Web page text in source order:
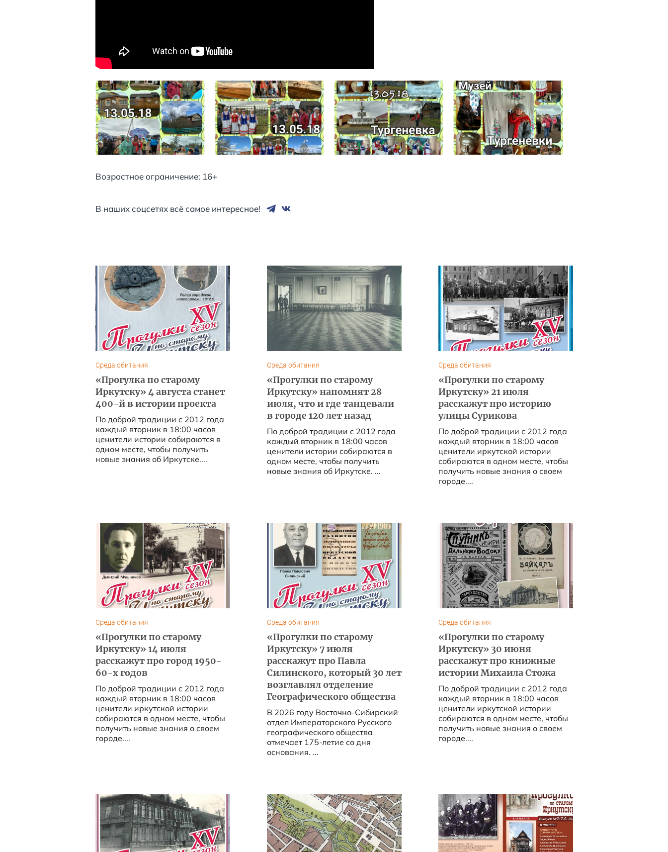
Возрастное ограничение: 16+
В наших соцсетях всё самое интересное!
Среда обитания
«Прогулка по старому
Иркутску» 4 августа станет
400-й в истории проекта
По доброй традиции с 2012 года
каждый вторник в 18:00 часов
ценители истории собираются в
одном месте, чтобы получить
новые знания об Иркутске....
Среда обитания
«Прогулки по старому
Иркутску» напомнят 28
июля, что и где танцевали
в городе 120 лет назад
По доброй традиции с 2012 года
каждый вторник в 18:00 часов
ценители истории собираются в
одном месте, чтобы получить
новые знания об Иркутске. ...
Среда обитания
«Прогулки по старому
Иркутску» 21 июля
расскажут про историю
улицы Сурикова
По доброй традиции с 2012 года
каждый вторник в 18:00 часов
ценители иркутской истории
собираются в одном месте, чтобы
получить новые знания о своем
городе....
Среда обитания
«Прогулки по старому
Иркутску» 14 июля
расскажут про город 1950-
60-х годов
По доброй традиции с 2012 года
каждый вторник в 18:00 часов
ценители иркутской истории
собираются в одном месте, чтобы
получить новые знания о своем
городе....
Среда обитания
«Прогулки по старому
Иркутску» 7 июля
расскажут про Павла
Силинского, который 30 лет
возглавлял отделение
Географического общества
В 2026 году Восточно-Сибирский
отдел Императорского Русского
географического общества
отмечает 175-летие со дня
основания. ...
Среда обитания
«Прогулки по старому
Иркутску» 30 июня
расскажут про книжные
истории Михаила Стожа
По доброй традиции с 2012 года
каждый вторник в 18:00 часов
ценители иркутской истории
собираются в одном месте, чтобы
получить новые знания о своем
городе....